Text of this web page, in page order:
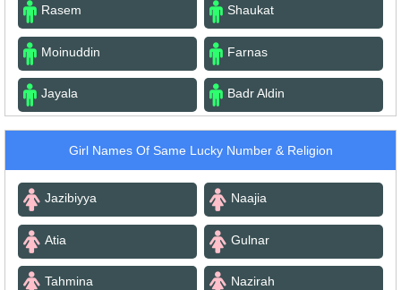
Rasem Shaukat
Moinuddin Farnas
Jayala Badr Aldin
Girl Names Of Same Lucky Number & Religion
Jazibiyya Naajia
Atia Gulnar
Tahmina Nazirah